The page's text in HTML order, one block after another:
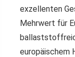
exzellenten
Mehrwert für
europäischem